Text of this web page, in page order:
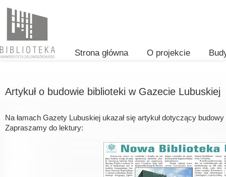
Strona główna O projekcie
Artykuł o budowie biblioteki w Gazecie Lubuskiej
Na łamach Gazety Lubuskiej ukazał się artykuł dotyczący
Zapraszamy do lektury: